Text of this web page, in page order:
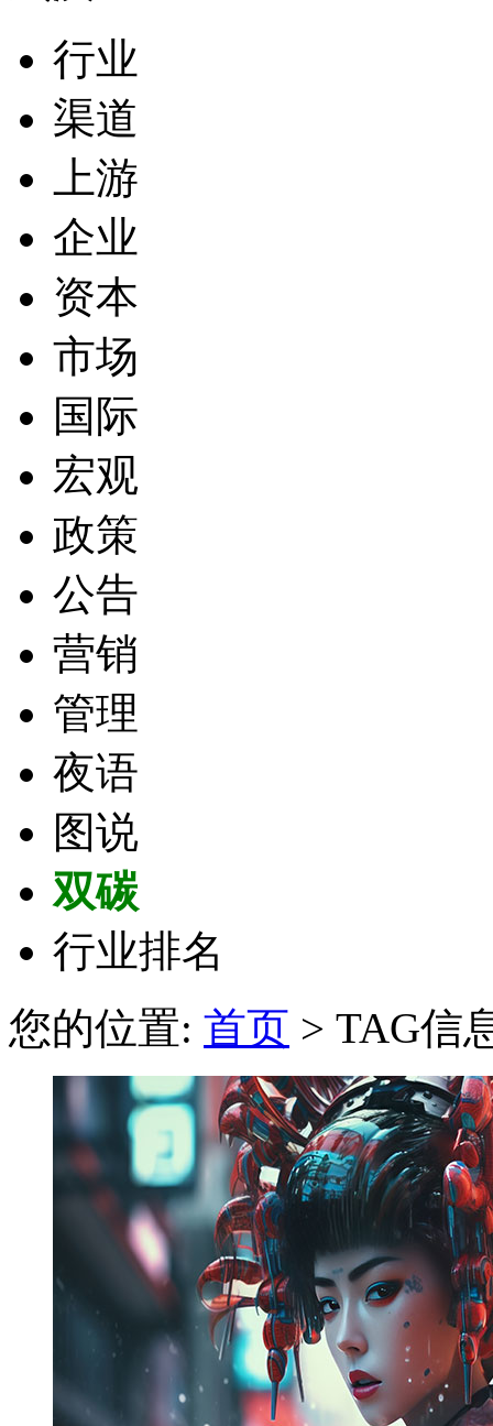
行业
渠道
上游
企业
资本
市场
国际
宏观
政策
公告
营销
管理
夜语
图说
双碳
行业排名
您的位置: 首页 > TAG信